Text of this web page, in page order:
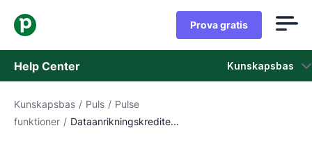
Prova gratis
Help Center Kunskapsbas
Kunskapsbas
Kunskapsbas / Puls / Pulse
funktioner / Dataanrikningskredite...